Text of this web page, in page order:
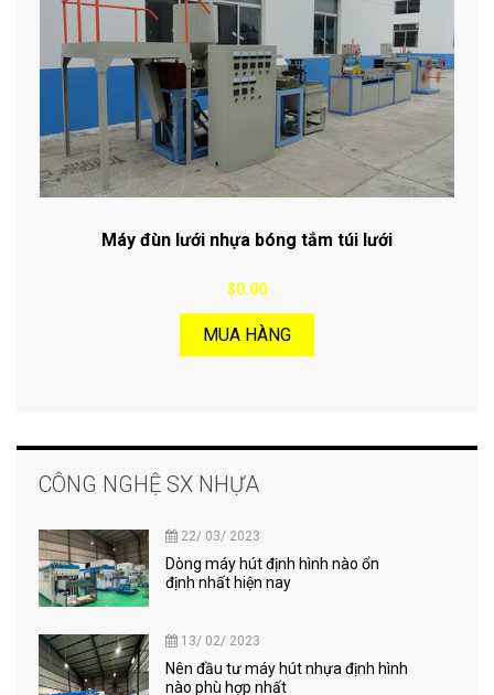
Máy đùn lưới nhựa bóng tắm túi lưới
$0.00
MUA HÀNG
CÔNG NGHỆ SX NHỰA
22/ 03/ 2023
Dòng máy hút định hình nào ổn
định nhất hiện nay
13/ 02/ 2023
Nên đầu tư máy hút nhựa định hình
nào phù hợp nhất